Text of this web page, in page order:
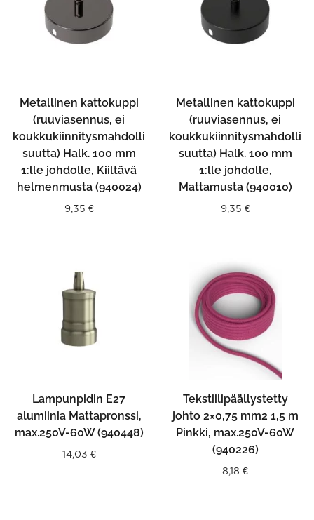
Metallinen kattokuppi
(ruuviasennus, ei
koukkukiinnitysmahdolli
suutta) Halk. 100 mm
1:lle johdolle, Kiiltävä
helmenmusta (940024)
9,35 €
Metallinen kattokuppi
(ruuviasennus, ei
koukkukiinnitysmahdolli
suutta) Halk. 100 mm
1:lle johdolle,
Mattamusta (940010)
9,35 €
Lampunpidin E27
alumiinia Mattapronssi,
max.250V-60W (940448)
14,03 €
Tekstiilipäällystetty
johto 2×0,75 mm2 1,5 m
Pinkki, max.250V-60W
(940226)
8,18 €